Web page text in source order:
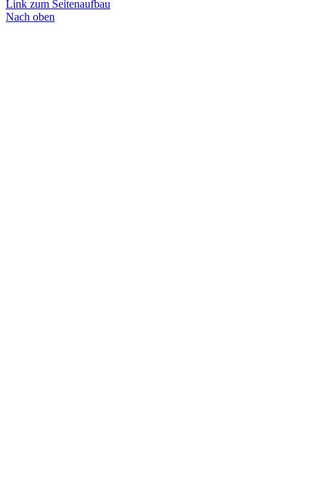
Link zum Seitenaufbau
Nach oben